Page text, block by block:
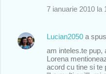
7 ianuarie 2010 la
Lucian2050 a
am inteles.te pup,
Lorena
acord cu tine si te